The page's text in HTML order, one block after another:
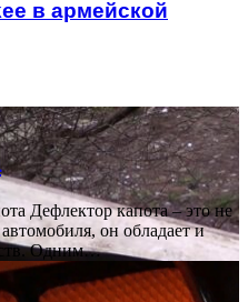
в армейской
Дефлектор капота – это не
он обладает и
Одним…